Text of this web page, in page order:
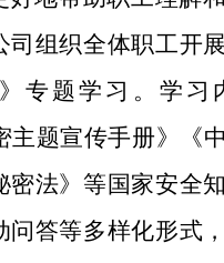
司组织全体职工开
专题学习。学习
主题宣传手册》《
密法》等国家安全
问答等多样化形式